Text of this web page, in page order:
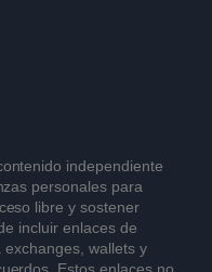
independiente
personales para
libre y sostener
incluir enlaces de
wallets y